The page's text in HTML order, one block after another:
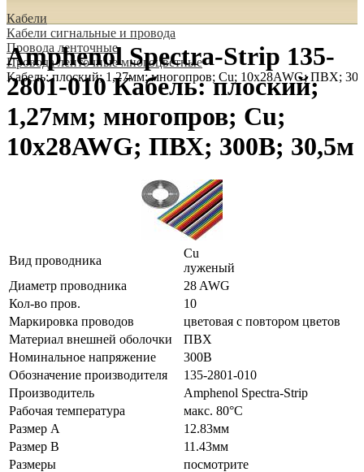
Кабели
Кабели сигнальные и провода
Провода ленточные
Провода ленточные многоцветные
Кабель: плоский; 1,27мм; многопров; Cu; 10x28AWG; ПВХ;
Amphenol Spectra-Strip 135-
2801-010 Кабель: плоский;
1,27мм; многопров; Cu;
10x28AWG; ПВХ; 300В; 30,5м
Вид проводника
Cu
луженый
Диаметр проводника
28 AWG
Кол-во пров.
10
Маркировка проводов
цветовая с повтором цветов
Материал внешней оболочки
ПВХ
Номинальное напряжение
300В
Обозначение производителя
135-2801-010
Производитель
Amphenol Spectra-Strip
Рабочая температура
макс. 80°C
Размер А
12.83мм
Размер В
11.43мм
Размеры
посмотрите